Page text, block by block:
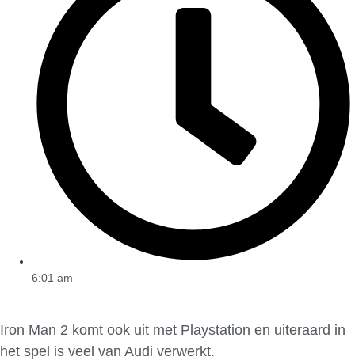
6:01 am
Iron Man 2 komt ook uit met Playstation en uiteraard in
het spel is veel van Audi verwerkt.